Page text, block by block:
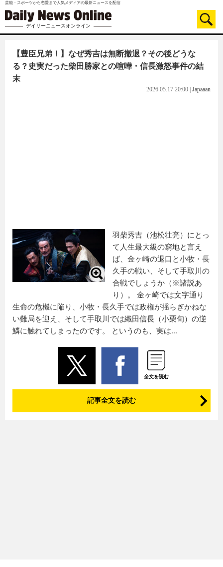
芸能・スポーツから恋愛まで人気メディアの最新ニュースを配信
デイリーニュースオンライン
【豊臣兄弟！】なぜ秀吉は無断撤退？その後どうな
る？史実だった柴田勝家との喧嘩・信長激怒事件の結
末
2026.05.17 20:00 Japaaan
羽柴秀吉（池松壮亮）にとっ
て人生最大級の窮地と言え
ば、金ヶ崎の退口と小牧・長
久手の戦い、そして手取川の
合戦でしょうか（※諸説あ
り）。 金ヶ崎では文字通り
生命の危機に陥り、小牧・長久手では政権が揺らぎかねな
い難局を迎え、そして手取川では織田信長（小栗旬）の逆
鱗に触れてしまったのです。 というのも、実は...
全文を読む
記事全文を読む